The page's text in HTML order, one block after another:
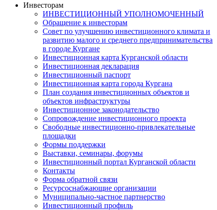
Инвесторам
ИНВЕСТИЦИОННЫЙ УПОЛНОМОЧЕННЫЙ
Обращение к инвесторам
Совет по улучшению инвестиционного климата и
развитию малого и среднего предпринимательства
в городе Кургане
Инвестиционная карта Курганской области
Инвестиционная декларация
Инвестиционный паспорт
Инвестиционная карта города Кургана
План создания инвестиционных объектов и
объектов инфраструктуры
Инвестиционное законодательство
Сопровождение инвестиционного проекта
Свободные инвестиционно-привлекательные
площадки
Формы поддержки
Выставки, семинары, форумы
Инвестиционный портал Курганской области
Контакты
Форма обратной связи
Ресурсоснабжающие организации
Муниципально-частное партнерство
Инвестиционный профиль